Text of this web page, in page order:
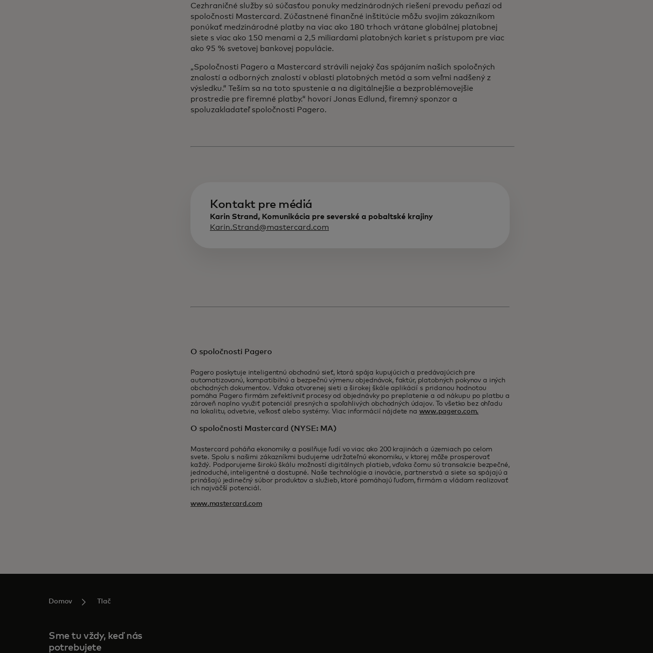
Cezhraničné služby sú súčasťou ponuky medzinárodných riešení prevodu peňazí od
spoločnosti Mastercard. Zúčastnené finančné inštitúcie môžu svojim zákazníkom
ponúkať medzinárodné platby na viac ako 180 trhoch vrátane globálnej platobnej
siete s viac ako 150 menami a 2,5 miliardami platobných kariet s prístupom pre viac
ako 95 % svetovej bankovej populácie.
„Spoločnosti Pagero a Mastercard strávili nejaký čas spájaním našich spoločných
znalostí a odborných znalostí v oblasti platobných metód a som veľmi nadšený z
výsledku.“ Teším sa na toto spustenie a na digitálnejšie a bezproblémovejšie
prostredie pre firemné platby.“ hovorí Jonas Edlund, firemný sponzor a
spoluzakladateľ spoločnosti Pagero.
Kontakt pre médiá
Karin Strand, Komunikácia pre severské a pobaltské krajiny
Karin.Strand@mastercard.com
O spoločnosti Pagero
Pagero poskytuje inteligentnú obchodnú sieť, ktorá spája kupujúcich a predávajúcich pre
automatizovanú, kompatibilnú a bezpečnú výmenu objednávok, faktúr, platobných pokynov a iných
obchodných dokumentov. Vďaka otvorenej sieti a širokej škále aplikácií s pridanou hodnotou
pomáha Pagero firmám zefektívniť procesy od objednávky po preplatenie a od nákupu po platbu a
zároveň naplno využiť potenciál presných a spoľahlivých obchodných údajov. To všetko bez ohľadu
na lokalitu, odvetvie, veľkosť alebo systémy. Viac informácií nájdete na www.pagero.com.
O spoločnosti Mastercard (NYSE: MA)
Mastercard poháňa ekonomiky a posilňuje ľudí vo viac ako 200 krajinách a územiach po celom
svete. Spolu s našimi zákazníkmi budujeme udržateľnú ekonomiku, v ktorej môže prosperovať
každý. Podporujeme širokú škálu možností digitálnych platieb, vďaka čomu sú transakcie bezpečné,
jednoduché, inteligentné a dostupné. Naše technológie a inovácie, partnerstvá a siete sa spájajú a
prinášajú jedinečný súbor produktov a služieb, ktoré pomáhajú ľuďom, firmám a vládam realizovať
ich najväčší potenciál.
www.mastercard.com
Domov Tlač
Sme tu vždy, keď nás
potrebujete